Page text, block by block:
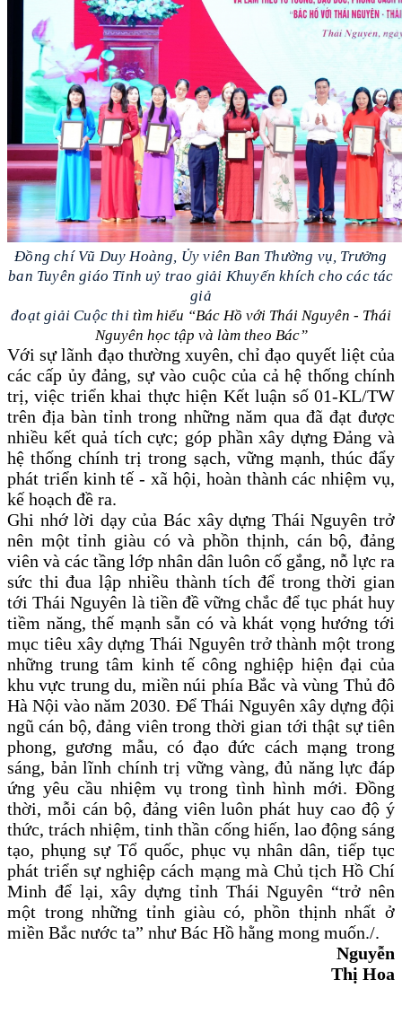
Đồng chí Vũ Duy Hoàng, Ủy viên Ban Thường vụ, Trưởng
ban Tuyên giáo Tỉnh uỷ trao giải Khuyến khích cho các tác
giả
đoạt giải Cuộc thi tìm hiểu “Bác Hồ với Thái Nguyên - Thái
Nguyên học tập và làm theo Bác”
Với sự lãnh đạo thường xuyên, chỉ đạo quyết liệt của
các cấp ủy đảng, sự vào cuộc của cả hệ thống chính
trị, việc triển khai thực hiện Kết luận số 01-KL/TW
trên địa bàn tỉnh trong những năm qua đã đạt được
nhiều kết quả tích cực; góp phần xây dựng Đảng và
hệ thống chính trị trong sạch, vững mạnh, thúc đẩy
phát triển kinh tế - xã hội, hoàn thành các nhiệm vụ,
kế hoạch đề ra.
Ghi nhớ lời dạy của Bác xây dựng Thái Nguyên trở
nên một tỉnh giàu có và phồn thịnh, cán bộ, đảng
viên và các tầng lớp nhân dân luôn cố gắng, nỗ lực ra
sức thi đua lập nhiều thành tích để trong thời gian
tới Thái Nguyên là tiền đề vững chắc để tục phát huy
tiềm năng, thế mạnh sẵn có và khát vọng hướng tới
mục tiêu xây dựng Thái Nguyên trở thành một trong
những trung tâm kinh tế công nghiệp hiện đại của
khu vực trung du, miền núi phía Bắc và vùng Thủ đô
Hà Nội vào năm 2030. Để Thái Nguyên xây dựng đội
ngũ cán bộ, đảng viên trong thời gian tới thật sự tiên
phong, gương mẫu, có đạo đức cách mạng trong
sáng, bản lĩnh chính trị vững vàng, đủ năng lực đáp
ứng yêu cầu nhiệm vụ trong tình hình mới. Đồng
thời, mỗi cán bộ, đảng viên luôn phát huy cao độ ý
thức, trách nhiệm, tinh thần cống hiến, lao động sáng
tạo, phụng sự Tổ quốc, phục vụ nhân dân, tiếp tục
phát triển sự nghiệp cách mạng mà Chủ tịch Hồ Chí
Minh để lại, xây dựng tỉnh Thái Nguyên “trở nên
một trong những tỉnh giàu có, phồn thịnh nhất ở
miền Bắc nước ta” như Bác Hồ hằng mong muốn./.
Nguyễn
Thị Hoa